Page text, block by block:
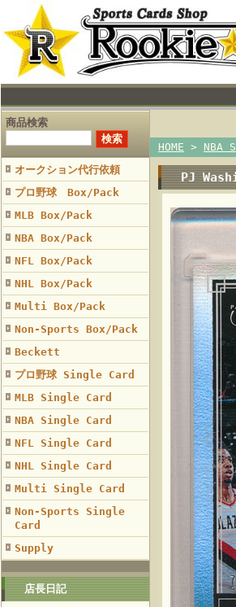
商品検索
オークション代行依頼
プロ野球 Box/Pack
MLB Box/Pack
NBA Box/Pack
NFL Box/Pack
NHL Box/Pack
Multi Box/Pack
Non-Sports Box/Pack
Beckett
プロ野球 Single Card
MLB Single Card
NBA Single Card
NFL Single Card
NHL Single Card
Multi Single Card
Non-Sports Single
Card
Supply
店長日記
HOME > NBA
PJ